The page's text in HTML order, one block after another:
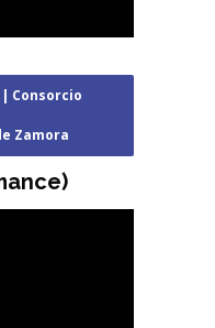
Consorcio
Zamora